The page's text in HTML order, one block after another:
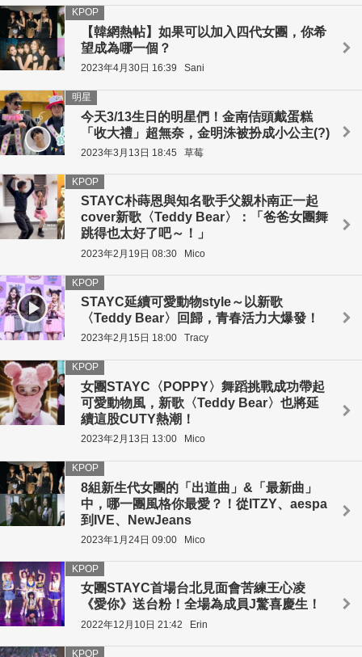
【韓網熱帖】如果可以加入四代女團，你希
望成為哪一個？
KPOP
2023年4月30日 16:39 Sani
今天3/13生日的明星們！金南佶頭戴蛋糕
「收大禮」超無奈，金明洙被扮成小公主(?)
明星
2023年3月13日 18:45 草莓
STAYC朴蒔恩與知名歌手父親朴南正一起
cover新歌〈Teddy Bear〉：「爸爸女團舞
跳得也太好了吧～！」
KPOP
2023年2月19日 08:30 Mico
STAYC延續可愛動物style～以新歌
〈Teddy Bear〉回歸，青春活力大爆發！
KPOP
2023年2月15日 18:00 Tracy
女團STAYC〈POPPY〉舞蹈挑戰成功帶起
可愛動物風，新歌〈Teddy Bear〉也將延
續這股CUTY熱潮！
KPOP
2023年2月13日 13:00 Mico
8組新生代女團的「出道曲」&「最新曲」
中，哪一團風格你最愛？！從ITZY、aespa
到IVE、NewJeans
KPOP
2023年1月24日 09:00 Mico
女團STAYC首場台北見面會苦練王心凌
《愛你》送台粉！全場為成員J驚喜慶生！
KPOP
2022年12月10日 21:42 Erin
KPOP